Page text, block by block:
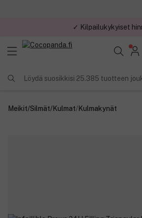
✓ Kilpailukykyiset
Löydä suosikkisi 25.385 tuotteen
Meikit/Silmät/Kulmat/Kulmakynät